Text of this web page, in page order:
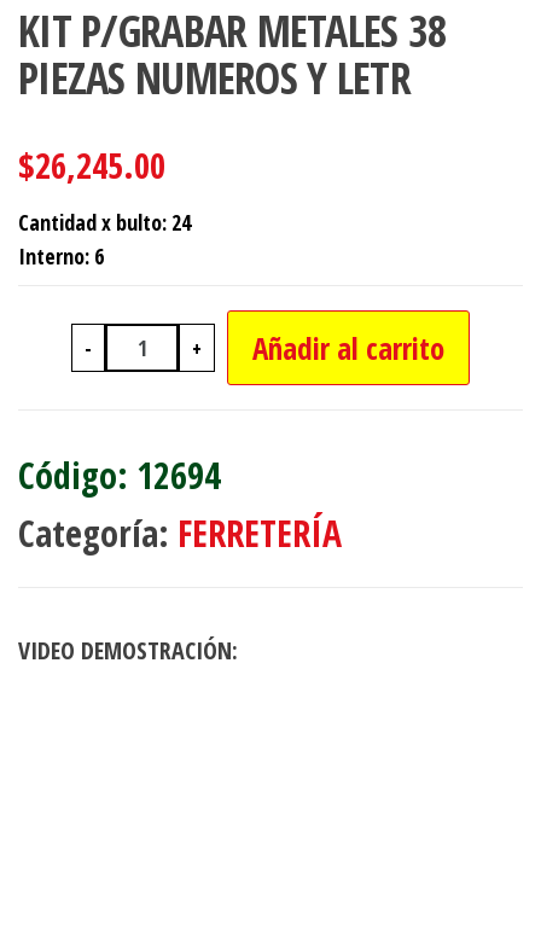
KIT P/GRABAR METALES 38
PIEZAS NUMEROS Y LETR
$26,245.00
Cantidad x bulto: 24
Interno: 6
-
KIT P/GRABAR METALES 38 PIEZAS
+ Añadir al carrito
12694
Categoría: FERRETERÍA
VIDEO DEMOSTRACIÓN: